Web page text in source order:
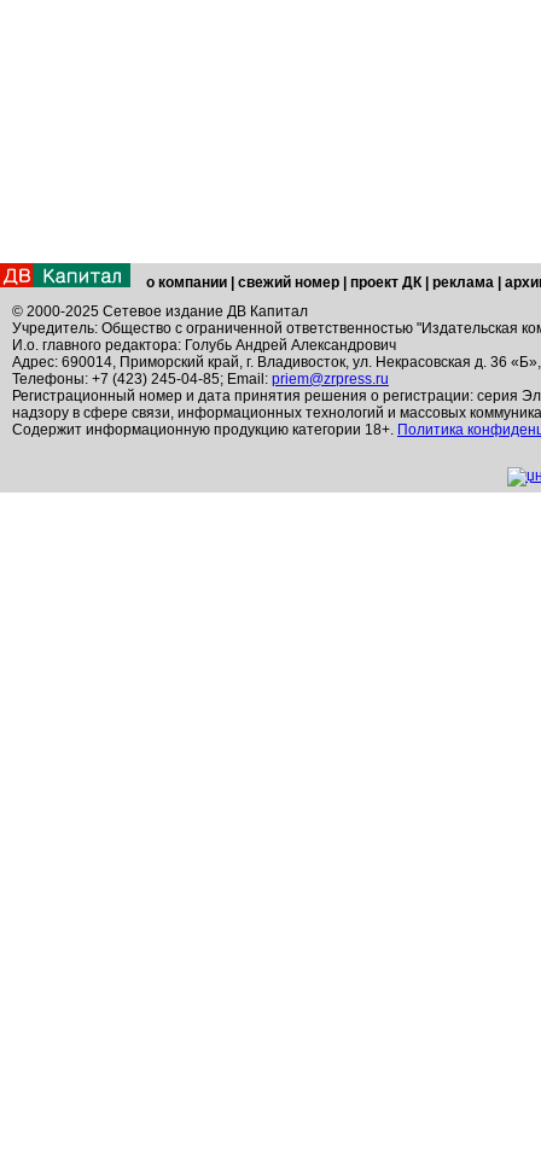
о компании свежий номер проект ДК реклама
© 2000-2025 Сетевое издание ДВ Капитал
Учредитель: Общество с ограниченной ответственностью "Издательская
И.о. главного редактора: Голубь Андрей Александрович
Адрес: 690014, Приморский край, г. Владивосток, ул. Некрасовская д. 36
Телефоны: +7 (423) 245-04-85; Email: priem@zrpress.ru
Регистрационный номер и дата принятия решения о регистрации: серия
надзору в сфере связи, информационных технологий и массовых
Содержит информационную продукцию категории 18+. Политика